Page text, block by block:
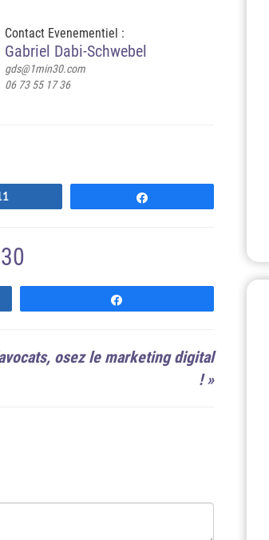
Contact Evenementiel :
Gabriel Dabi-Schwebel
gds@1min30.com
06 73 55 17 36
osez le marketing digital
!»